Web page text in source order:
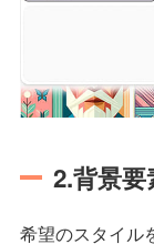
2.背景
希望のスタイル